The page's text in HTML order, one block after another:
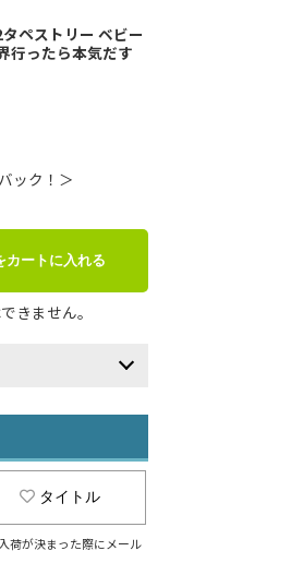
ペストリー ベビー
行ったら本気だす
ック！＞
カートに入れる
きません。
タイトル
荷が決まった際にメール